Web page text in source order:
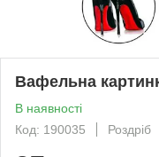
Вафельна
В наявності
Код: 190035
Роздріб